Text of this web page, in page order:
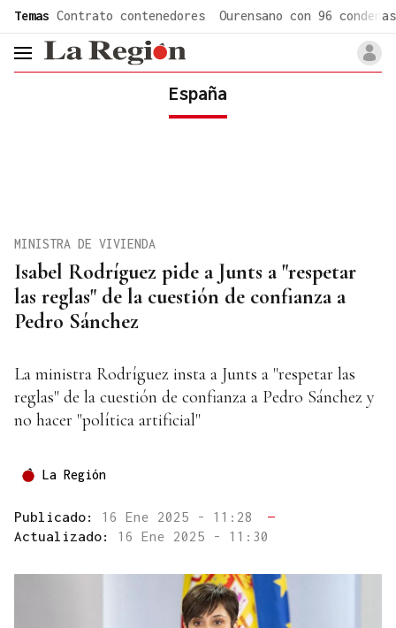
Temas Contrato contenedores Ourensano con 96 condenas
header.menu.open
España
Isabel Rodríguez pide a Junts a "respetar
las reglas" de la cuestión de confianza a
Pedro Sánchez
MINISTRA DE VIVIENDA
La ministra Rodríguez insta a Junts a "respetar las
reglas" de la cuestión de confianza a Pedro Sánchez y
no hacer "política artificial"
La Región
Publicado: 16 Ene 2025 - 11:28
—
Actualizado: 16 Ene 2025 - 11:30